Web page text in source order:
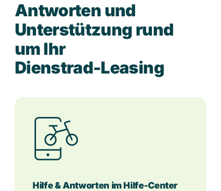
Antworten und
Unterstützung rund
um Ihr
Dienstrad-Leasing
Hilfe & Antworten im Hilfe-Center